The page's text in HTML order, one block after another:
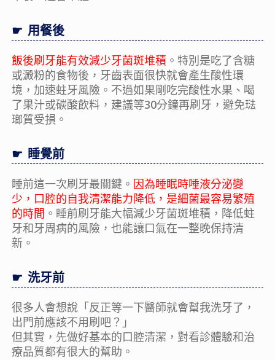
用餐後
飯後刷牙能有效減少牙菌斑堆積 。特別是吃了含糖
或澱粉的食物後，牙齒表面很快就會產生酸性環
境，加速蛀牙風險。不過如果剛吃完酸性水果、喝
了果汁或碳酸飲料，建議等30分鐘再刷牙，避免琺
瑯質受損。
睡覺前
睡前這一次刷牙最關鍵。 因為睡眠時唾液分泌變
少，口腔的自我清潔能力降低，是細菌最容易繁殖
的時間 。睡前刷牙能大幅減少牙菌斑堆積，降低蛀
牙和牙周病的風險，也能讓口氣在一整晚保持清
新。
洗牙前
很多人會想說「反正等一下醫師就會幫我洗牙了，
出門前應該不用刷吧？」
但其實，先做好基本的口腔清潔，對看診體驗和治
療品質都有很大的幫助。